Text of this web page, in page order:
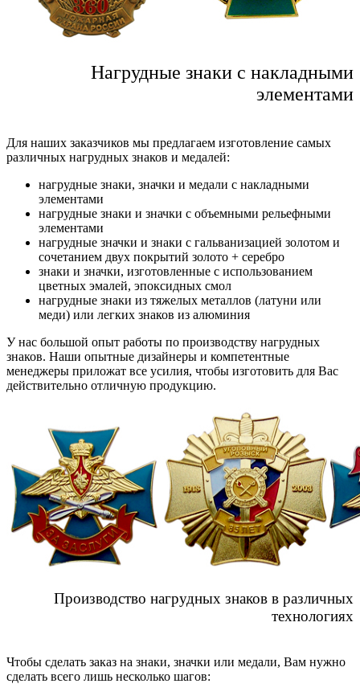
Нагрудные знаки с накладными
элементами
Для наших заказчиков мы предлагаем изготовление самых
различных нагрудных знаков и медалей:
нагрудные знаки, значки и медали с накладными
элементами
нагрудные знаки и значки с объемными рельефными
элементами
нагрудные значки и знаки с гальванизацией золотом и
сочетанием двух покрытий золото + серебро
знаки и значки, изготовленные с использованием
цветных эмалей, эпоксидных смол
нагрудные знаки из тяжелых металлов (латуни или
меди) или легких знаков из алюминия
У нас большой опыт работы по производству нагрудных
знаков. Наши опытные дизайнеры и компетентные
менеджеры приложат все усилия, чтобы изготовить для Вас
действительно отличную продукцию.
Производство нагрудных знаков в различных
технологиях
Чтобы сделать заказ на знаки, значки или медали, Вам нужно
сделать всего лишь несколько шагов: